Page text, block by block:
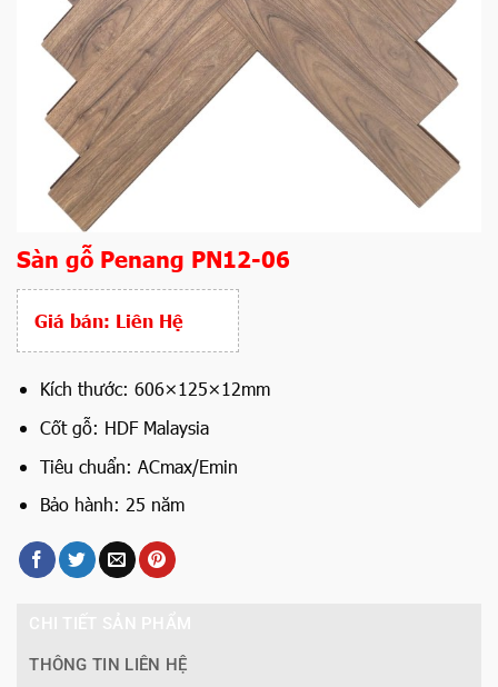
Sàn gỗ Penang PN12-06
Giá bán: Liên Hệ
Kích thước: 606×125×12mm
Cốt gỗ: HDF Malaysia
Tiêu chuẩn: ACmax/Emin
Bảo hành: 25 năm
THÔNG TIN LIÊN HỆ